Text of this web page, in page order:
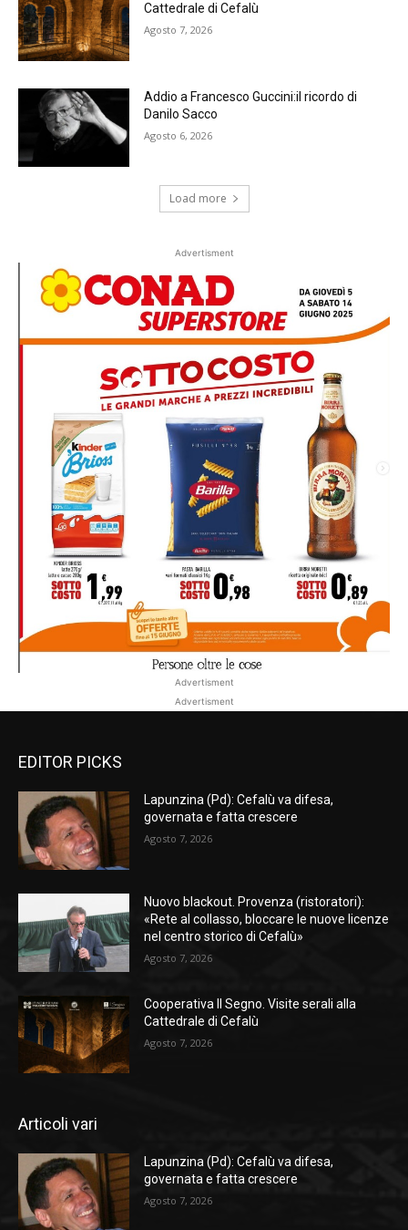
Cattedrale di Cefalù
Agosto 7, 2026
Addio a Francesco Guccini:il ricordo di
Danilo Sacco
Agosto 6, 2026
Load more
Advertisment
Advertisment
Advertisment
EDITOR PICKS
Lapunzina (Pd): Cefalù va difesa,
governata e fatta crescere
Agosto 7, 2026
Nuovo blackout. Provenza (ristoratori):
«Rete al collasso, bloccare le nuove licenze
nel centro storico di Cefalù»
Agosto 7, 2026
Cooperativa Il Segno. Visite serali alla
Cattedrale di Cefalù
Agosto 7, 2026
Articoli vari
Lapunzina (Pd): Cefalù va difesa,
governata e fatta crescere
Agosto 7, 2026